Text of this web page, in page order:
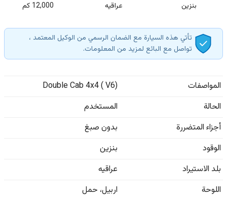
بنزين عراقيه 12,000 كم
تأتي هذه السيارة مع الضمان الرسمي من الوكيل المعتمد ،
تواصل مع البائع لمزيد من المعلومات.
المواصفات
Double Cab 4x4 ( V6)
الحالة
المستخدم
أجزاء المتضررة
بدون صبغ
الوقود
بنزين
بلد الاستيراد
عراقيه
اللوحة
اربيل، حمل